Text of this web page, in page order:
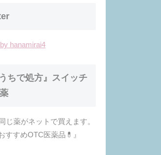
hanamirai4
うちで処方』スイッチ
じ薬がネットで買えます。
すすめOTC医薬品💊』